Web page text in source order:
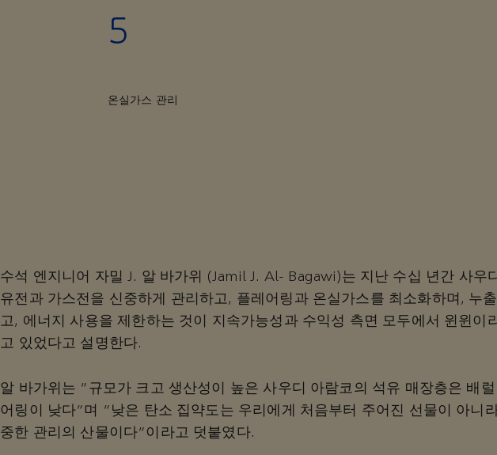
5
온실가스 관리
수석 엔지니어 자밀 J. 알 바가위 (Jamil J. Al- Bagawi)는 지난 수십 년간 사우
유전과 가스전을 신중하게 관리하고, 플레어링과 온실가스를 최소화하며, 누
고, 에너지 사용을 제한하는 것이 지속가능성과 수익성 측면 모두에서 윈윈이
고 있었다고 설명한다.
알 바가위는 “규모가 크고 생산성이 높은 사우디 아람코의 석유 매장층은 배럴
어링이 낮다”며 “낮은 탄소 집약도는 우리에게 처음부터 주어진 선물이 아니
중한 관리의 산물이다”이라고 덧붙였다.